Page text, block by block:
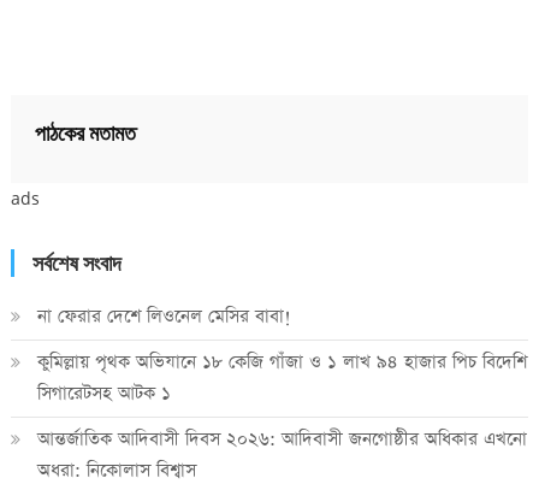
পাঠকের মতামত
ads
সর্বশেষ সংবাদ
না ফেরার দেশে লিওনেল মেসির বাবা!
কুমিল্লায় পৃথক অভিযানে ১৮ কেজি গাঁজা ও ১ লাখ ৯৪ হাজার পিচ বিদেশি
সিগারেটসহ আটক ১
আন্তর্জাতিক আদিবাসী দিবস ২০২৬: আদিবাসী জনগোষ্ঠীর অধিকার এখনো
অধরা: নিকোলাস বিশ্বাস